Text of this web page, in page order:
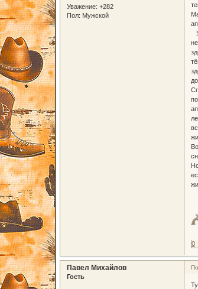
Уважение: +282
Пол: Мужской
0
Павел Михайлов
Гость